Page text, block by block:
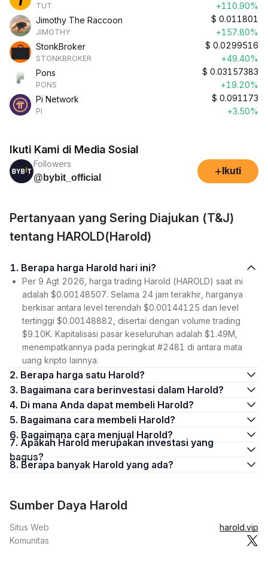
TUT
+110.90%
Jimothy The Raccoon
JIMOTHY
$ 0.011801
+157.80%
StonkBroker
STONKBROKER
$ 0.0299516
+49.40%
Pons
PONS
$ 0.03157383
+19.20%
Pi Network
PI
$ 0.091173
+3.50%
Ikuti Kami di Media Sosial
Followers
@bybit_official
+ Ikuti
Pertanyaan yang Sering Diajukan (T&J)
tentang HAROLD(Harold)
1. Berapa harga Harold hari ini?
Per 9 Agt 2026, harga trading Harold (HAROLD) saat ini
adalah $0.00148507. Selama 24 jam terakhir, harganya
berkisar antara level terendah $0.00144125 dan level
tertinggi $0.00148882, disertai dengan volume trading
$9.10K. Kapitalisasi pasar keseluruhan adalah $1.49M,
menempatkannya pada peringkat #2481 di antara mata
uang kripto lainnya.
2. Berapa harga satu Harold?
3. Bagaimana cara berinvestasi dalam Harold?
4. Di mana Anda dapat membeli Harold?
5. Bagaimana cara membeli Harold?
6. Bagaimana cara menjual Harold?
7. Apakah Harold merupakan investasi yang
bagus?
8. Berapa banyak Harold yang ada?
Sumber Daya Harold
Situs Web
harold.vip
Komunitas